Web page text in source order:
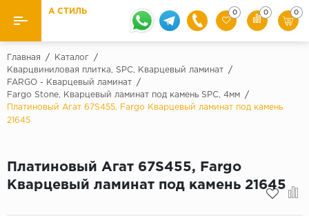
Назад
Ламинат
Kaindl
Quick Step
Паркетная доска
Плитка ПВХ
А СТИЛЬ 0 0 0
Главная / Каталог
/
Кварцвиниловая плитка, SPC, Кварцевый ламинат
/
FARGO - Кварцевый ламинат
/
Fargo Stone, Кварцевый ламинат под камень SPC, 4мм
/
Платиновый Агат 67S455, Fargo Кварцевый ламинат под камень
21645
Платиновый Агат 67S455, Fargo
Кварцевый ламинат под камень 21645